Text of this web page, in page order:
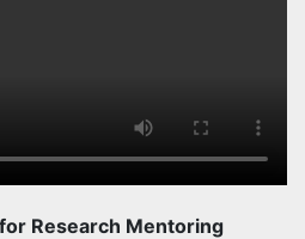
Research Mentoring